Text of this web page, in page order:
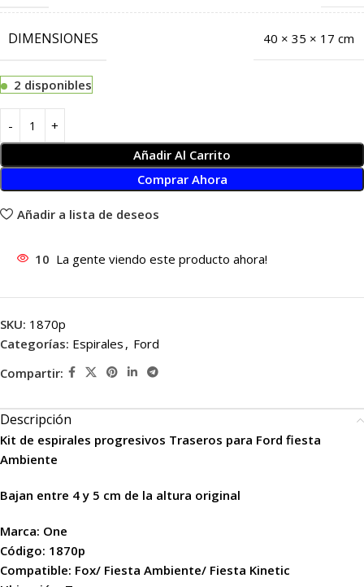
DIMENSIONES 40 × 35 × 17 cm
2 disponibles
Añadir Al Carrito
Comprar Ahora
Añadir a lista de deseos
10 La gente viendo este producto ahora!
SKU: 1870p
Categorías: Espirales , Ford
Compartir:
Descripción
Kit de espirales progresivos Traseros para Ford fiesta
Ambiente
Bajan entre 4 y 5 cm de la altura original
Marca: One
Código: 1870p
Compatible: Fox/ Fiesta Ambiente/ Fiesta Kinetic